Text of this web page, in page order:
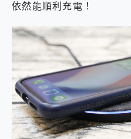
依然能順利充電！